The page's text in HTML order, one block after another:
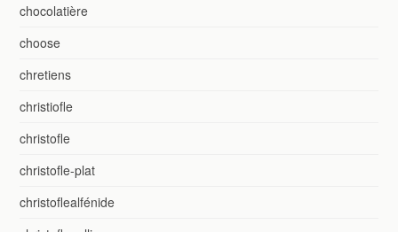
chocolatière
choose
chretiens
christiofle
christofle
christofle-plat
christoflealfénide